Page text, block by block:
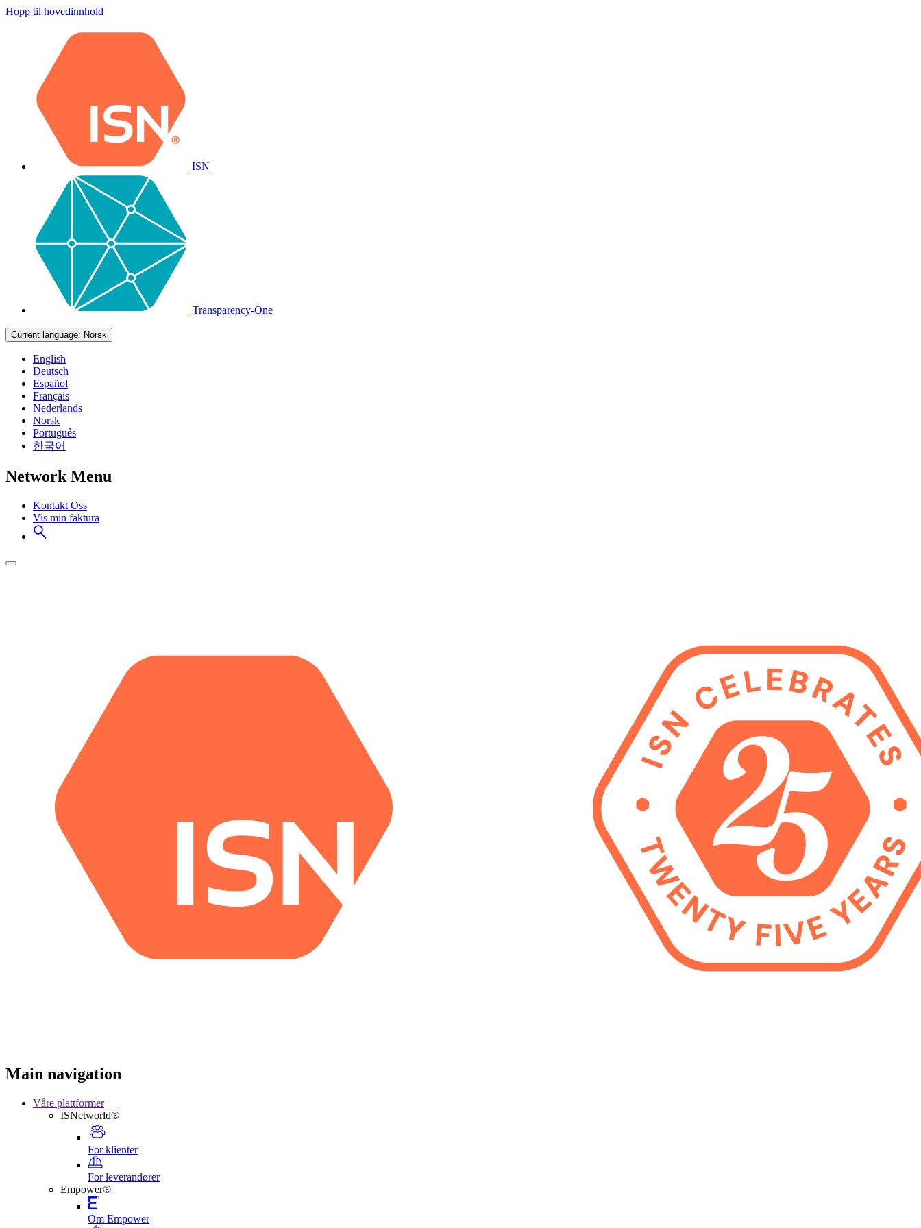
Hopp til hovedinnhold
ISN
Transparency-One
Current language: Norsk
English
Deutsch
Español
Français
Nederlands
Norsk
Português
한국어
Network Menu
Kontakt Oss
Vis min faktura
Main navigation
Våre plattformer
ISNetworld®
For klienter
For leverandører
Empower®
Om Empower